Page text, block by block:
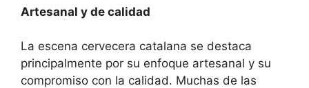
Artesanal y de calidad
La escena cervecera catalana se destaca
principalmente por su enfoque artesanal y su
compromiso con la calidad. Muchas de las